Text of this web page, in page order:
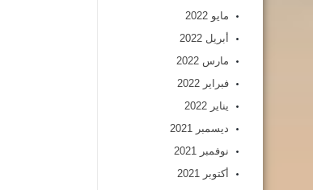
مايو 2022
أبريل 2022
مارس 2022
فبراير 2022
يناير 2022
ديسمبر 2021
نوفمبر 2021
أكتوبر 2021